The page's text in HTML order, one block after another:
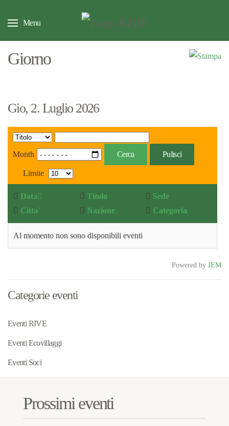
Menu
Giorno
Gio, 2. Luglio 2026
Month Cerca Pulisci
Limite
Data Titolo
Sede
Citta`
Nazione Categoria
Al momento non sono disponibili eventi
Powered by JEM
Categorie eventi
Eventi RIVE
Eventi Ecovillaggi
Eventi Soci
Prossimi eventi